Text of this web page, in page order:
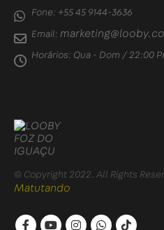
Fone: +55 45 9144-3636
Email:
Horários: Qua - Dom / 22:00
© Copyright 2022. All Rights
Matutando